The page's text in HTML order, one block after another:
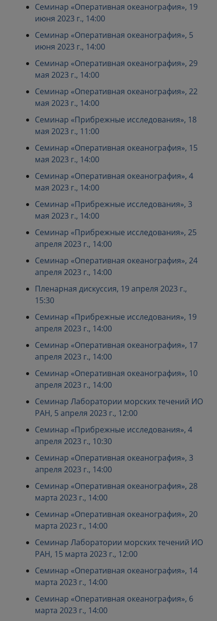
Семинар «Оперативная океанография», 19
июня 2023 г., 14:00
Семинар «Оперативная океанография», 5
июня 2023 г., 14:00
Семинар «Оперативная океанография», 29
мая 2023 г., 14:00
Семинар «Оперативная океанография», 22
мая 2023 г., 14:00
Семинар «Прибрежные исследования», 18
мая 2023 г., 11:00
Семинар «Оперативная океанография», 15
мая 2023 г., 14:00
Семинар «Оперативная океанография», 4
мая 2023 г., 14:00
Семинар «Прибрежные исследования», 3
мая 2023 г., 14:00
Семинар «Прибрежные исследования», 25
апреля 2023 г., 14:00
Семинар «Оперативная океанография», 24
апреля 2023 г., 14:00
Пленарная дискуссия, 19 апреля 2023 г.,
15:30
Семинар «Прибрежные исследования», 19
апреля 2023 г., 14:00
Семинар «Оперативная океанография», 17
апреля 2023 г., 14:00
Семинар «Оперативная океанография», 10
апреля 2023 г., 14:00
Семинар Лаборатории морских течений ИО
РАН, 5 апреля 2023 г., 12:00
Семинар «Прибрежные исследования», 4
апреля 2023 г., 10:30
Семинар «Оперативная океанография», 3
апреля 2023 г., 14:00
Семинар «Оперативная океанография», 28
марта 2023 г., 14:00
Семинар «Оперативная океанография», 20
марта 2023 г., 14:00
Семинар Лаборатории морских течений ИО
РАН, 15 марта 2023 г., 12:00
Семинар «Оперативная океанография», 14
марта 2023 г., 14:00
Семинар «Оперативная океанография», 6
марта 2023 г., 14:00